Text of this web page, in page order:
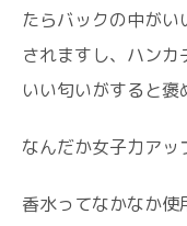
たらバックの中が
されますし、ハン
いい匂いがすると褒
なんだか女子力ア
香水ってなかなか